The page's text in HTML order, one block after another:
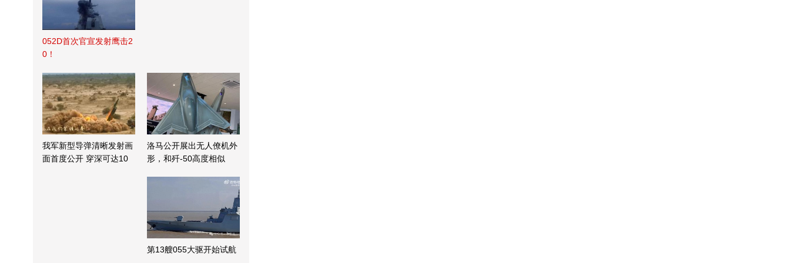
052D首次官宣发射鹰击2
0！
我军新型导弹清晰发射画
面首度公开 穿深可达10
洛马公开展出无人僚机外
形，和歼-50高度相似
第13艘055大驱开始试航